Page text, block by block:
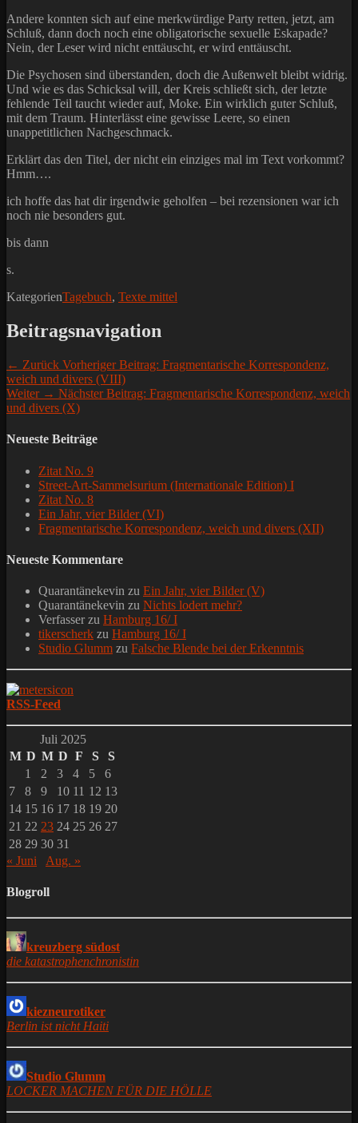
Andere konnten sich auf eine merkwürdige Party retten, jetzt, am
Schluß, dann doch noch eine obligatorische sexuelle Eskapade?
Nein, der Leser wird nicht enttäuscht, er wird enttäuscht.
Die Psychosen sind überstanden, doch die Außenwelt bleibt widrig.
Und wie es das Schicksal will, der Kreis schließt sich, der letzte
fehlende Teil taucht wieder auf, Moke. Ein wirklich guter Schluß,
mit dem Traum. Hinterlässt eine gewisse Leere, so einen
unappetitlichen Nachgeschmack.
Erklärt das den Titel, der nicht ein einziges mal im Text vorkommt?
Hmm….
ich hoffe das hat dir irgendwie geholfen – bei rezensionen war ich
noch nie besonders gut.
bis dann
s.
KategorienTagebuch, Texte mittel
Beitragsnavigation
← Zurück Vorheriger Beitrag: Fragmentarische Korrespondenz,
weich und divers (VIII)
Weiter → Nächster Beitrag: Fragmentarische Korrespondenz, weich
und divers (X)
Neueste Beiträge
Zitat No. 9
Street-Art-Sammelsurium (Internationale Edition) I
Zitat No. 8
Ein Jahr, vier Bilder (VI)
Fragmentarische Korrespondenz, weich und divers (XII)
Neueste Kommentare
Quarantänekevin zu Ein Jahr, vier Bilder (V)
Quarantänekevin zu Nichts lodert mehr?
Verfasserzu Hamburg 16/ I
tikerscherk zu Hamburg 16/ I
Studio Glumm zu Falsche Blende bei der Erkenntnis
RSS-Feed
Juli 2025
M D M D F S
S
1
2 3 4 5
6
7
8 9 10 11 12 13
14 15 16 17 18 19 20
21 22 23 24 25 26 27
28 29 30 31
« Juni
Aug. »
Blogroll
kreuzberg südost
die katastrophenchronistin
kiezneurotiker
Berlin ist nicht Haiti
Studio Glumm
LOCKER MACHEN FÜR DIE HÖLLE